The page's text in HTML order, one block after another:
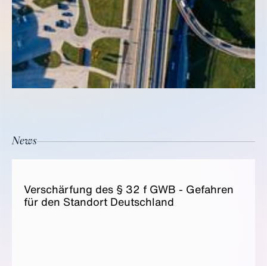
News
Ver­schär­fung des § 32 f GWB - Gefahren
für den Stan­dort Deutsch­land